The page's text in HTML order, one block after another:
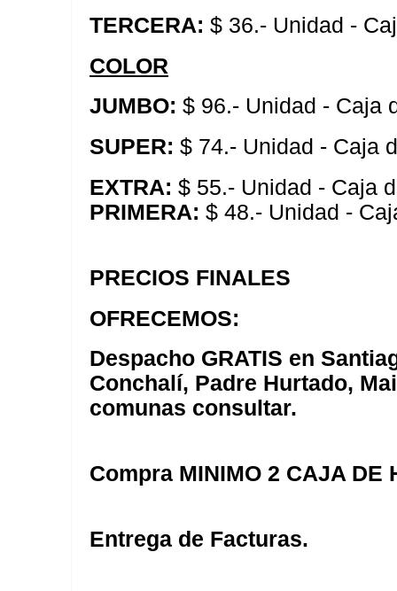
TERCERA: $ 36.- Unidad -
COLOR
JUMBO: $ 96.- Unidad - Caja
SUPER: $ 74.- Unidad - Caja
EXTRA: $ 55.- Unidad - Caja
PRIMERA: $ 48.- Unidad -
PRECIOS FINALES
OFRECEMOS:
Despacho GRATIS en
Conchalí, Padre Hurtado,
comunas consultar.
Compra MINIMO 2 CAJA DE
Entrega de Facturas.